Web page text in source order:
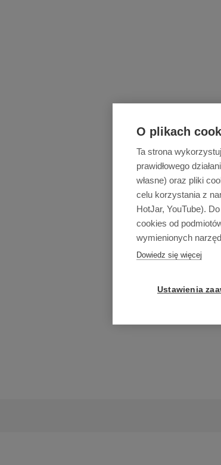
O plikach
Ta strona
prawidłowego
własne) oraz pliki
celu korzystania z
HotJar, YouTube).
cookies od
wymienionych
Dowiedz się więcej
Ustawienia